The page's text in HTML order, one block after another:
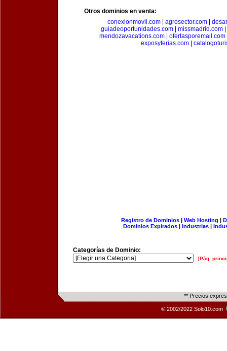
Otros dominios en venta:
conexionmovil.com
agrosector.com
guiadeoportunidades.com| missmadrid.com|
mendozavacations.com
ofertasporemail.com
exposyferias.com|
Registro de Dominios| Web Hosting |
Dominios Expirados | Industrias |
Categorías de Dominio:
[Pág.
** Precios
© 2002/2022 Solo10.com